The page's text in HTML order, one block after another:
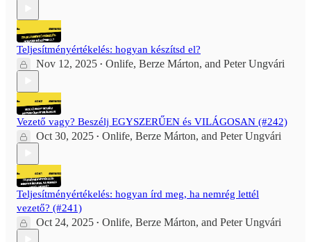
Teljesítményértékelés: hogyan készítsd el?
Nov 12, 2025 • Onlife, Berze Márton, and Peter Ungvári
Vezető vagy? Beszélj EGYSZERŰEN és VILÁGOSAN (#242)
Oct 30, 2025 • Onlife, Berze Márton, and Peter Ungvári
Teljesítményértékelés: hogyan írd meg, ha nemrég lettél
vezető? (#241)
Oct 24, 2025 • Onlife, Berze Márton, and Peter Ungvári